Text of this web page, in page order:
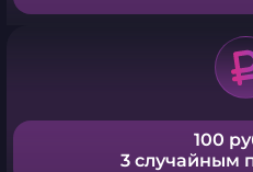
100
3 случайным